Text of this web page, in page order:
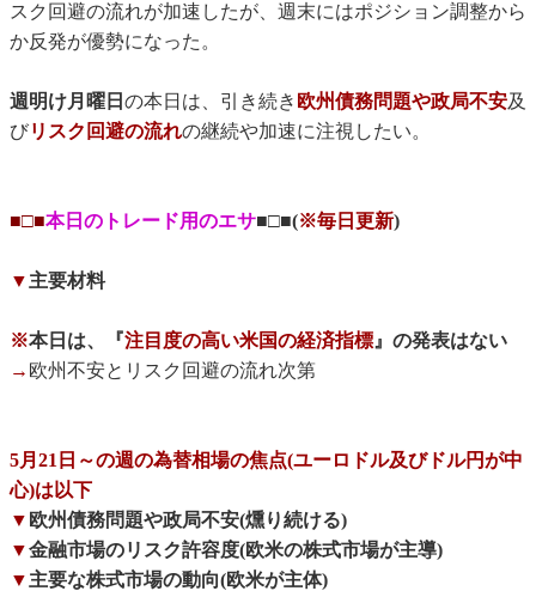
スク回避の流れが加速したが、週末にはポジション調整から
か反発が優勢になった。
週明け月曜日 の本日は、引き続き 欧州債務問題や政局不安及
びリスク回避の流れの継続や加速に注視したい。
■□■本日のトレード用のエサ■□■(※毎日更新)
▼主要材料
※本日は、『注目度の高い米国の経済指標』の発表はない
→ 欧州不安とリスク回避の流れ次第
5月21日～の週の為替相場の焦点(ユーロドル及びドル円が中
心)は以下
▼ 欧州債務問題や政局不安(燻り続ける)
▼金融市場のリスク許容度(欧米の株式市場が主導)
▼主要な株式市場の動向(欧米が主体)